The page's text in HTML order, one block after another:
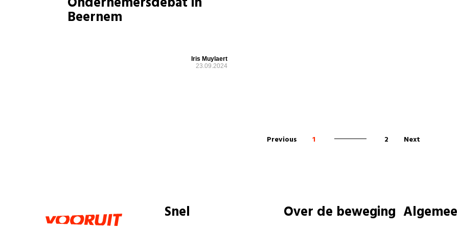
Beernem
Iris Muylaert
23.09.2024
Previous 1 2 Next
Snel Over de beweging